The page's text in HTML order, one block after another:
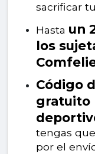
sacrificar
Hasta un
los
Código
gratuito
tengas
por el